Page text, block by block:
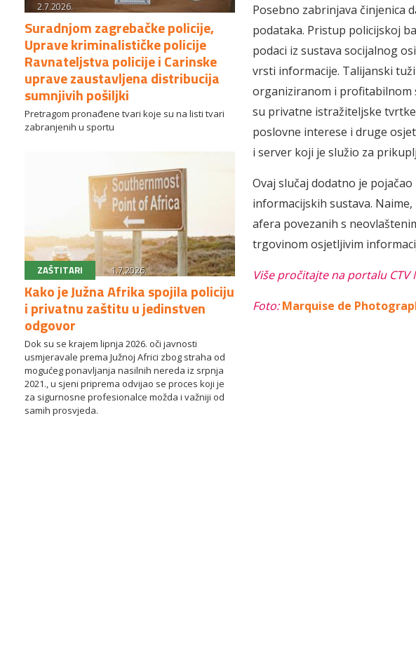
2.7.2026.
Suradnjom zagrebačke policije,
Uprave kriminalističke policije
Ravnateljstva policije i Carinske
uprave zaustavljena distribucija
sumnjivih pošiljki
Pretragom pronađene tvari koje su na listi tvari
zabranjenih u sportu
ZAŠTITARI 1.7.2026.
Kako je Južna Afrika spojila policiju
i privatnu zaštitu u jedinstven
odgovor
Dok su se krajem lipnja 2026. oči javnosti
usmjeravale prema Južnoj Africi zbog straha od
mogućeg ponavljanja nasilnih nereda iz srpnja
2021., u sjeni priprema odvijao se proces koji je
za sigurnosne profesionalce možda i važniji od
samih prosvjeda.
Posebno zabrinjava činjenica
podataka. Pristup policijskoj
podaci iz sustava socijalnog
vrsti informacije. Talijanski
organiziranom i profitabilnom
su privatne istražiteljske
poslovne interese i druge
i server koji je služio za
Ovaj slučaj dodatno je
informacijskih sustava.
afera povezanih s
trgovinom osjetljivim
Više pročitajte na portalu CTV
Foto:Marquise de